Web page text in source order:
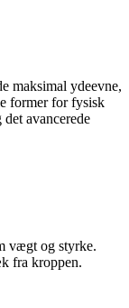
maksimal ydeevne,
former for fysisk
avancerede
vægt og styrke.
fra kroppen.